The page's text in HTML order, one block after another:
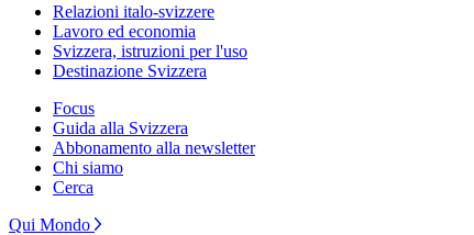
Relazioni italo-svizzere
Lavoro ed economia
Svizzera, istruzioni per l'uso
Destinazione Svizzera
Focus
Guida alla Svizzera
Abbonamento alla newsletter
Chi siamo
Cerca
Qui Mondo